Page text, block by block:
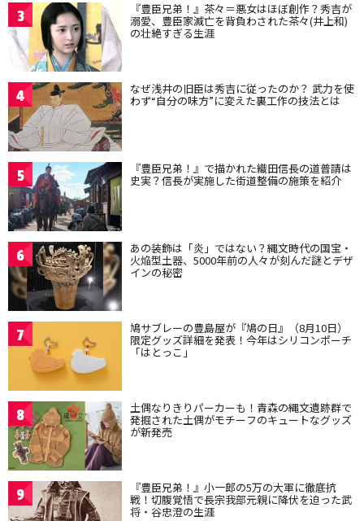
3 『豊臣兄弟！』茶々＝悪女はほぼ創作？秀吉が
溺愛、豊臣家滅亡を背負わされた茶々(井上和)
の壮絶すぎる生涯
4 なぜ浅井の旧臣は秀吉に従ったのか？ 武力を使
わず“自分の味方”に変えた裏工作の技法とは
5 『豊臣兄弟！』で描かれた織田信長の道普請は
史実？信長が実施した街道整備の施策を紹介
6 あの装飾は「炎」ではない？縄文時代の国宝・
火焔型土器、5000年前の人々が刻んだ謎とデザ
インの秘密
7 鳩サブレーの豊島屋が『鳩の日』（8月10日）
限定グッズ詳細を発表！今年はシリコンポーチ
「はとっこ」
8 土偶なりきりパーカーも！青森の縄文遺跡群で
発掘された土偶がモチーフのキュートなグッズ
が新発売
9 『豊臣兄弟！』小一郎の5万の大軍に徹底抗
戦！切腹覚悟で長宗我部元親に降伏を迫った武
将・谷忠澄の生涯